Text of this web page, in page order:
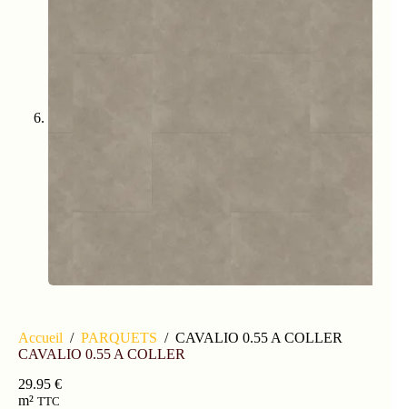
Accueil / PARQUETS / CAVALIO 0.55 A COLLER
CAVALIO 0.55 A COLLER
29.95 €
m² TTC